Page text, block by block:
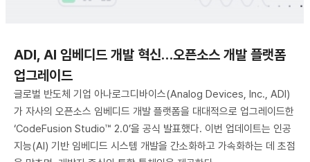
ADI, AI 임베디드 개발 혁신…오픈소스 개발 플랫폼
업그레이드
글로벌 반도체 기업 아나로그디바이스(Analog Devices, Inc., ADI)
가 자사의 오픈소스 임베디드 개발 플랫폼을 대대적으로 업그레이드한
‘CodeFusion Studio™ 2.0’을 공식 발표했다. 이번 업데이트는 인공
지능(AI) 기반 임베디드 시스템 개발을 간소화하고 가속화하는 데 초점